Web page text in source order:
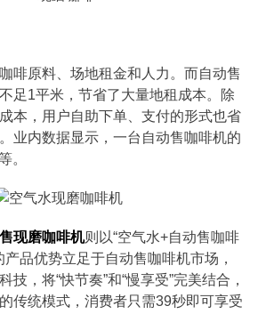
啡原料、场地租金和人力。而自动售
足1平米，节省了大量地租成本。除
本，用户自助下单、支付的形式也省
业内数据显示，一台自动售咖啡机的
。
现磨咖啡机则以“空气水+自动售咖啡
产品优势立足于自动售咖啡机市场，
技，将“快节奏”和“慢享受”完美结合，
传统模式，消费者只需39秒即可享受